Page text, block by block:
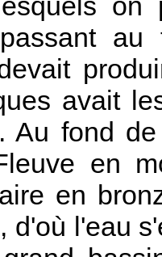
avait
Au fond
en
en
d'où l'eau